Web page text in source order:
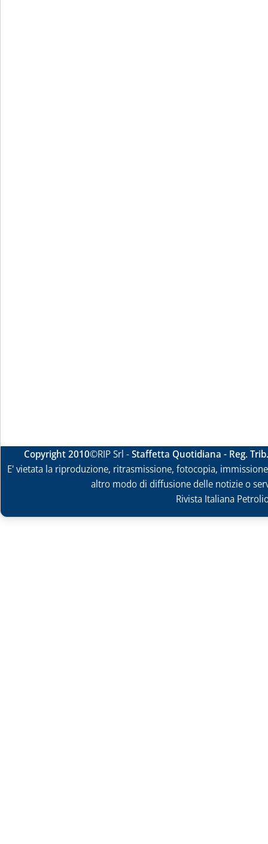
Copyright 2010©RIP Srl -Staffetta Quotidiana - Reg.
E' vietata la riproduzione, ritrasmissione, fotocopia,
altro modo di diffusione delle notizie o
Rivista Italiana